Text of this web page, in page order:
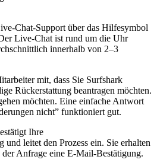
Chat-Support über das Hilfesymbol
Live-Chat ist rund um die Uhr
innerhalb von 2–3
mit, dass Sie Surfshark
Rückerstattung beantragen möchten.
möchten. Eine einfache Antwort
nicht” funktioniert gut.
Ihre
und leitet den Prozess ein. Sie erhalten
Anfrage eine E-Mail-Bestätigung.